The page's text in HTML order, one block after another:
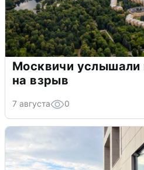
Москвичи услышали
на взрыв
7 августа 0